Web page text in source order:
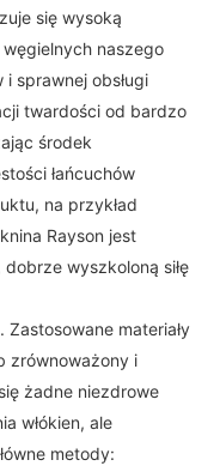
się wysoką
naszego
sprawnej obsługi
twardości od bardzo
środek
łańcuchów
na przykład
Rayson jest
wyszkoloną siłę
materiały
zrównoważony i
żadne niezdrowe
włókien, ale
metody: